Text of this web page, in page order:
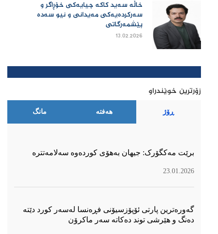
خاڵە سەید کاکە چیایەکی خۆڕاگر و
سەرکردەیەکی مەیدانی و نیو سەدە
پێشمەرگاتی
13.02.2026
زۆرترین خوێندراو
ڕۆژ هەفتە مانگ
برێت مەکگۆرک: جیهان بەهۆی کوردەوە سەلامەتترە
23.01.2026
گەورەترین پارتی ئۆپۆزسیۆنی فڕەنسا لەسەر كورد دێتە
دەنگ و هێرشی توند دەكاتە سەر ماكرۆن